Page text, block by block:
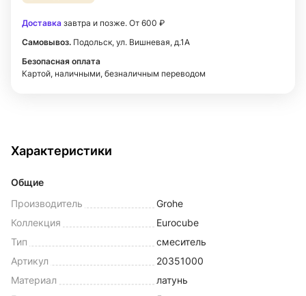
Доставка завтра и позже. От 600 ₽
Самовывоз. Подольск, ул. Вишневая, д.1А
Безопасная оплата
Картой, наличными, безналичным переводом
Характеристики
Общие
Производитель
Grohe
Коллекция
Eurocube
Тип
смеситель
Артикул
20351000
Материал
латунь